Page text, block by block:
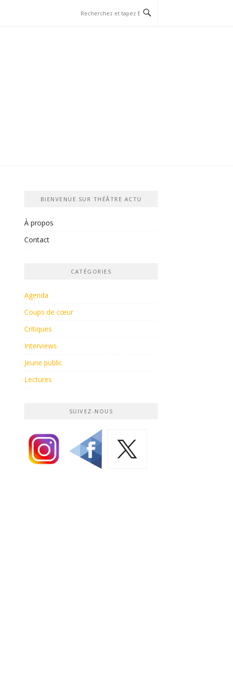
BIENVENUE SUR THÉÂTRE ACTU
À propos
Contact
CATÉGORIES
Agenda
Coups de cœur
Critiques
Interviews
Jeune public
Lectures
SUIVEZ-NOUS